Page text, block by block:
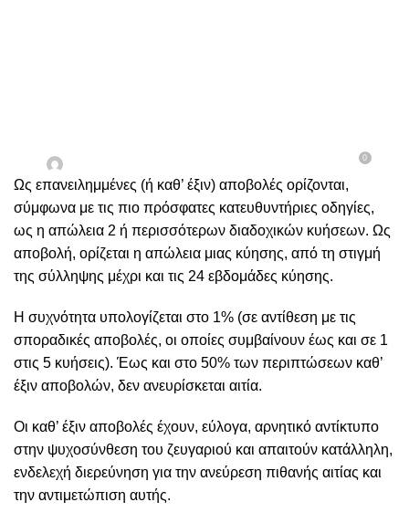
0
Ως επανειλημμένες (ή καθ’ έξιν) αποβολές ορίζονται,
σύμφωνα με τις πιο πρόσφατες κατευθυντήριες οδηγίες,
ως η απώλεια 2 ή περισσότερων διαδοχικών κυήσεων. Ως
αποβολή, ορίζεται η απώλεια μιας κύησης, από τη στιγμή
της σύλληψης μέχρι και τις 24 εβδομάδες κύησης.
Η συχνότητα υπολογίζεται στο 1% (σε αντίθεση με τις
σποραδικές αποβολές, οι οποίες συμβαίνουν έως και σε 1
στις 5 κυήσεις). Έως και στο 50% των περιπτώσεων καθ’
έξιν αποβολών, δεν ανευρίσκεται αιτία.
Οι καθ’ έξιν αποβολές έχουν, εύλογα, αρνητικό αντίκτυπο
στην ψυχοσύνθεση του ζευγαριού και απαιτούν κατάλληλη,
ενδελεχή διερεύνηση για την ανεύρεση πιθανής αιτίας και
την αντιμετώπιση αυτής.